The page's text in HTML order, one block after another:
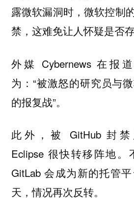
露微软漏洞时，微软控制
禁，这难免让人怀疑是否
外媒 Cybernews 在报
为：“被激怒的研究员与
的报复战”。
此外，被 GitHub 封禁
Eclipse 很快转移阵地。
GitLab 会成为新的托管
天，情况再次反转。